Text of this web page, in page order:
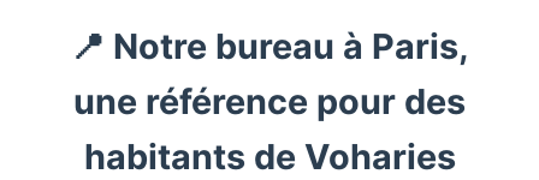
📍 Notre bureau à Paris,
une référence pour des
habitants de Voharies